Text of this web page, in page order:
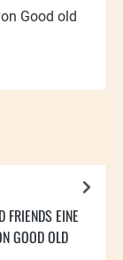
Good old
FRIENDS EINE
GOOD OLD